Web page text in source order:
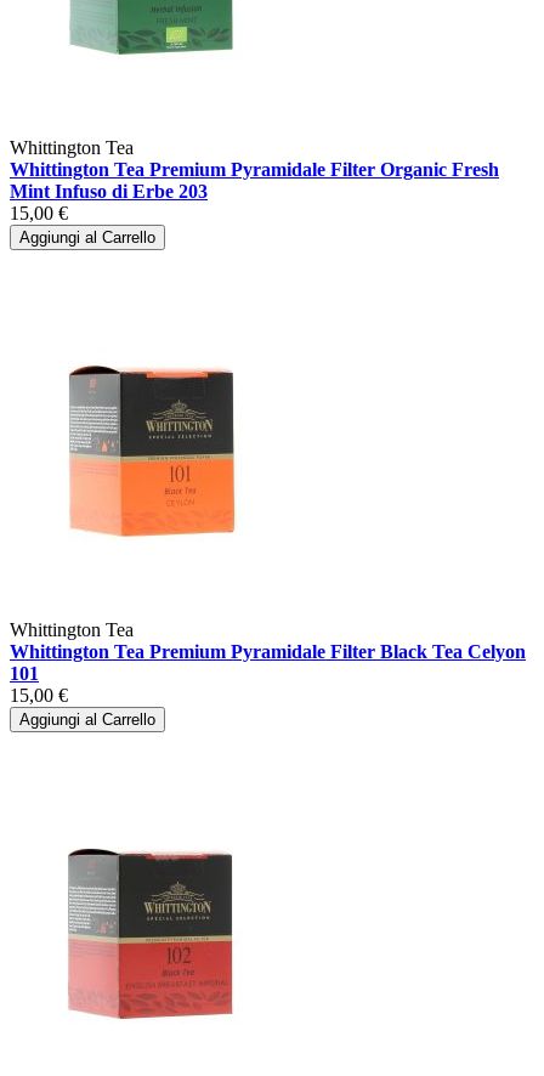
Whittington Tea
Whittington Tea Premium Pyramidale Filter Organic Fresh
Mint Infuso di Erbe 203
15,00 €
Aggiungi al Carrello
Whittington Tea
Whittington Tea Premium Pyramidale Filter Black Tea Celyon
101
15,00 €
Aggiungi al Carrello